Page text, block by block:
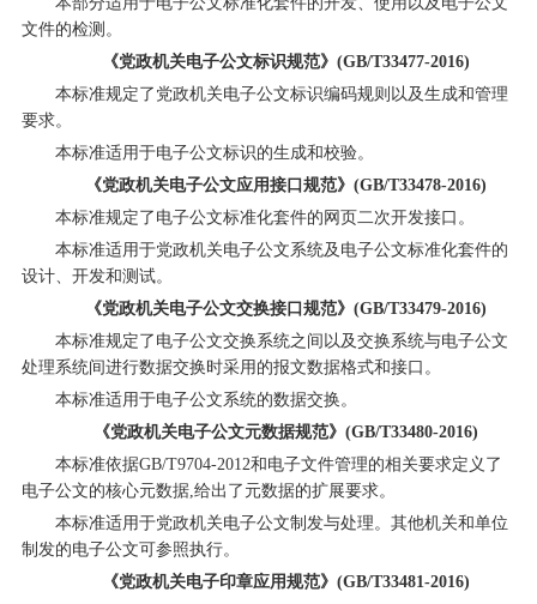
文件的检测。
《党政机关电子公文标识规范》(GB/T33477-2016)
本标准规定了党政机关电子公文标识编码规则以及生成和管理
要求。
本标准适用于电子公文标识的生成和校验。
《党政机关电子公文应用接口规范》(GB/T33478-2016)
本标准规定了电子公文标准化套件的网页二次开发接口。
本标准适用于党政机关电子公文系统及电子公文标准化套件的
设计、开发和测试。
《党政机关电子公文交换接口规范》(GB/T33479-2016)
本标准规定了电子公文交换系统之间以及交换系统与电子公文
处理系统间进行数据交换时采用的报文数据格式和接口。
本标准适用于电子公文系统的数据交换。
《党政机关电子公文元数据规范》(GB/T33480-2016)
本标准依据GB/T9704-2012和电子文件管理的相关要求定义了
电子公文的核心元数据,给出了元数据的扩展要求。
本标准适用于党政机关电子公文制发与处理。其他机关和单位
制发的电子公文可参照执行。
《党政机关电子印章应用规范》(GB/T33481-2016)